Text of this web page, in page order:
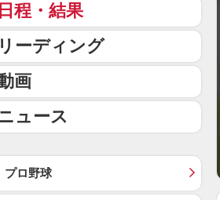
日程・結果
リーディング
画
ュース
プロ野球